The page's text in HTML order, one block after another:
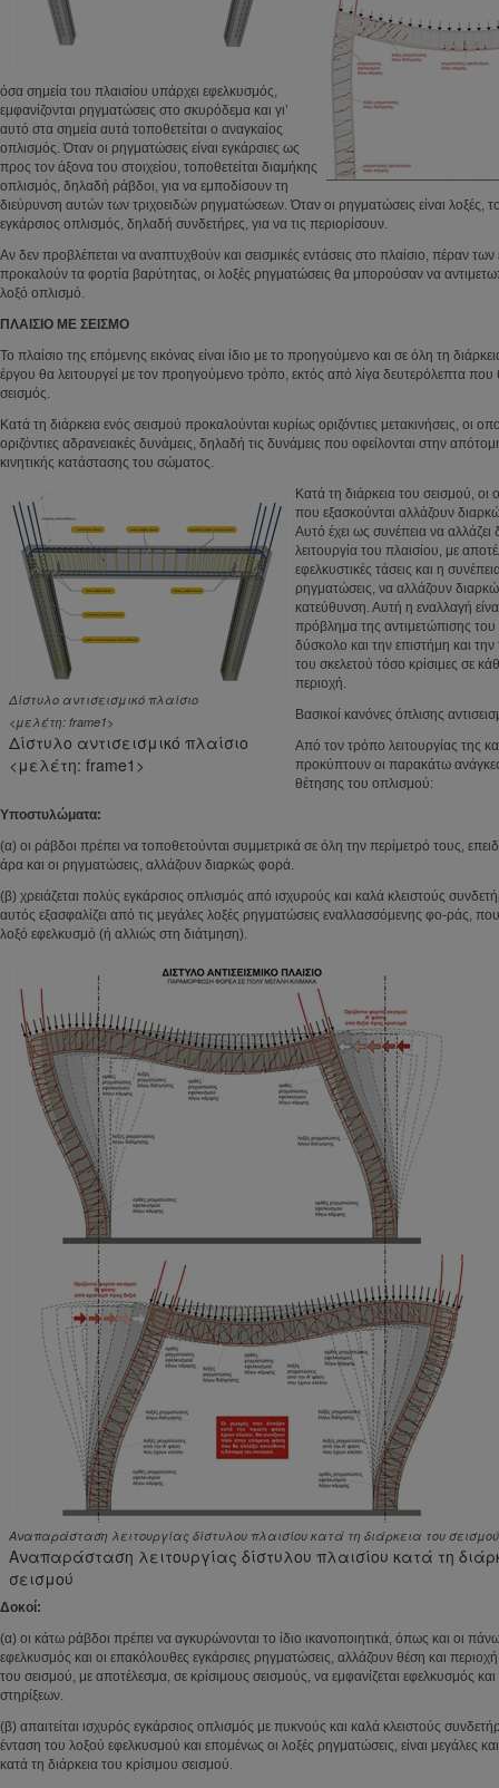
όσα σημεία του πλαισίου υπάρχει εφελκυσμός,
εμφανίζονται ρηγματώσεις στο σκυρόδεμα και γι’
αυτό στα σημεία αυτά τοποθετείται ο αναγκαίος
οπλισμός. Όταν οι ρηγματώσεις είναι εγκάρσιες ως
προς τον άξονα του στοιχείου, τοποθετείται διαμήκης
οπλισμός, δηλαδή ράβδοι, για να εμποδίσουν τη
διεύρυνση αυτών των τριχοειδών ρηγματώσεων. Όταν οι ρηγματώσεις είναι λοξές,
εγκάρσιος οπλισμός, δηλαδή συνδετήρες, για να τις περιορίσουν.
Αν δεν προβλέπεται να αναπτυχθούν και σεισμικές εντάσεις στο πλαίσιο, πέραν
προκαλούν τα φορτία βαρύτητας, οι λοξές ρηγματώσεις θα μπορούσαν να
λοξό οπλισμό.
ΠΛΑΙΣΙΟ ΜΕ ΣΕΙΣΜΟ
Το πλαίσιο της επόμενης εικόνας είναι ίδιο με το προηγούμενο και σε όλη τη
έργου θα λειτουργεί με τον προηγούμενο τρόπο, εκτός από λίγα δευτερόλεπτα που
σεισμός.
Κατά τη διάρκεια ενός σεισμού προκαλούνται κυρίως οριζόντιες μετακινήσεις, οι
οριζόντιες αδρανειακές δυνάμεις, δηλαδή τις δυνάμεις που οφείλονται στην
κινητικής κατάστασης του σώματος.
Δίστυλο αντισεισμικό πλαίσιο
<μελέτη: frame1>
Δίστυλο αντισεισμικό πλαίσιο
<μελέτη: frame1>
Κατά τη διάρκεια του σεισμού, οι
που εξασκούνται αλλάζουν
Αυτό έχει ως συνέπεια να αλλάζει
λειτουργία του πλαισίου, με
εφελκυστικές τάσεις και η
ρηγματώσεις, να αλλάζουν
κατεύθυνση. Αυτή η εναλλαγή
πρόβλημα της αντιμετώπισης
δύσκολο και την επιστήμη και
του σκελετού τόσο κρίσιμες σε
περιοχή.
Βασικοί κανόνες όπλισης
Από τον τρόπο λειτουργίας της
προκύπτουν οι παρακάτω
θέτησης του οπλισμού:
Υποστυλώματα:
(α) οι ράβδοι πρέπει να τοποθετούνται συμμετρικά σε όλη την περίμετρό τους,
άρα και οι ρηγματώσεις, αλλάζουν διαρκώς φορά.
(β) χρειάζεται πολύς εγκάρσιος οπλισμός από ισχυρούς και καλά κλειστούς
αυτός εξασφαλίζει από τις μεγάλες λοξές ρηγματώσεις εναλλασσόμενης φο-ράς,
λοξό εφελκυσμό (ή αλλιώς στη διάτμηση).
Αναπαράσταση λειτουργίας δίστυλου πλαισίου κατά τη διάρκεια του σεισμού
Αναπαράσταση λειτουργίας δίστυλου πλαισίου κατά τη
σεισμού
Δοκοί:
(α) οι κάτω ράβδοι πρέπει να αγκυρώνονται το ίδιο ικανοποιητικά, όπως και οι
εφελκυσμός και οι επακόλουθες εγκάρσιες ρηγματώσεις, αλλάζουν θέση και
του σεισμού, με αποτέλεσμα, σε κρίσιμους σεισμούς, να εμφανίζεται εφελκυσμός και
στηρίξεων.
(β) απαιτείται ισχυρός εγκάρσιος οπλισμός με πυκνούς και καλά κλειστούς
ένταση του λοξού εφελκυσμού και επομένως οι λοξές ρηγματώσεις, είναι μεγάλες
κατά τη διάρκεια του κρίσιμου σεισμού.